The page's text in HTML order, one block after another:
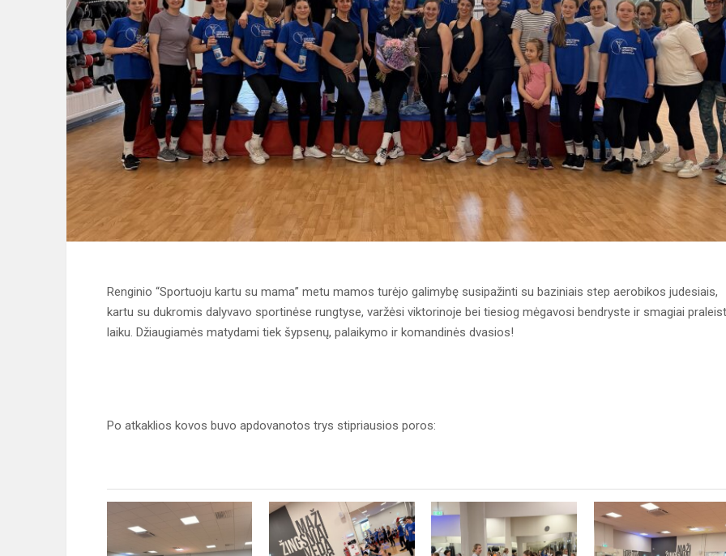
Renginio “Sportuoju kartu su mama” metu mamos turėjo galimybę susipažinti su baziniais step aerobikos judesiais,
kartu su dukromis dalyvavo sportinėse rungtyse, varžėsi viktorinoje bei tiesiog mėgavosi bendryste ir smagiai
laiku. Džiaugiamės matydami tiek šypsenų, palaikymo ir komandinės dvasios!
Po atkaklios kovos buvo apdovanotos trys stipriausios poros: